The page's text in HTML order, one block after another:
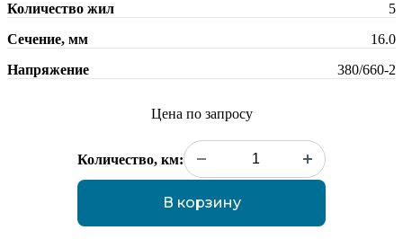
Количество жил
5
Сечение, мм
16.0
Напряжение
380/660-2
Цена по запросу
Количество, км:
В корзину